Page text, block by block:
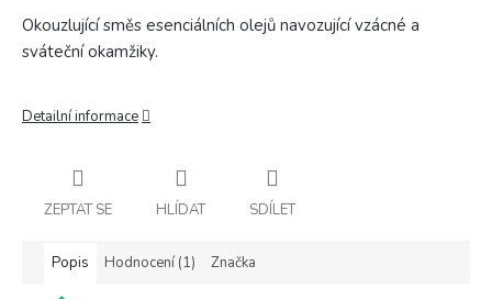
Okouzlující směs esenciálních olejů navozující vzácné a
sváteční okamžiky.
Detailní informace
ZEPTAT SE HLÍDAT SDÍLET
Popis Hodnocení (1) Značka